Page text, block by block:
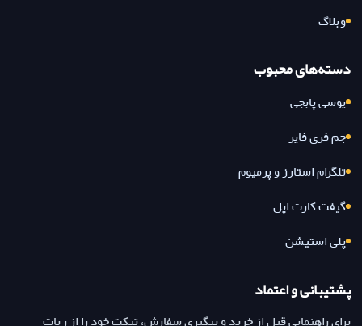
وبلاگ
دسته‌های محبوب
یوسی پابجی
جم فری فایر
تلگرام استارز و پرمیوم
گیفت کارت اپل
پلی استیشن
پشتیبانی و اعتماد
برای راهنمایی قبل از خرید و پیگیری سفارش، تیکت خود را از ربات